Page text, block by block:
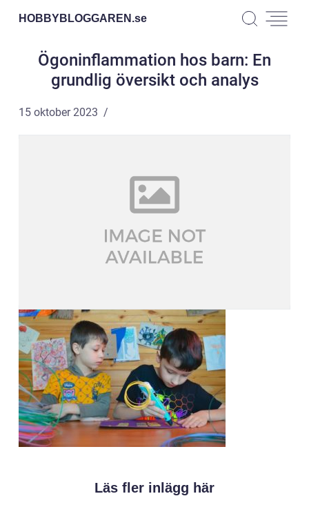
HOBBYBLOGGAREN.se
Ögoninflammation hos barn: En
grundlig översikt och analys
15 oktober 2023
Läs fler inlägg här